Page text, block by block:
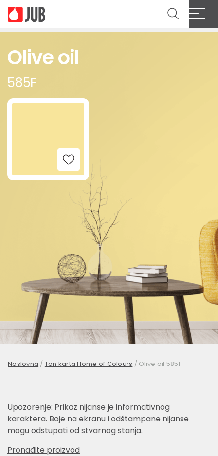
Olive oil
585F
Add to Wishlist
Naslovna / Ton karta Home of Colours / Olive oil 585F
Upozorenje: Prikaz nijanse je informativnog
karaktera. Boje na ekranu i odštampane nijanse
mogu odstupati od stvarnog stanja.
Pronađite proizvod